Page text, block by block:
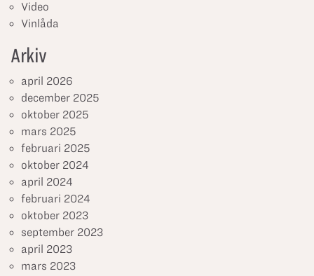
Video
Vinlåda
Arkiv
april 2026
december 2025
oktober 2025
mars 2025
februari 2025
oktober 2024
april 2024
februari 2024
oktober 2023
september 2023
april 2023
mars 2023